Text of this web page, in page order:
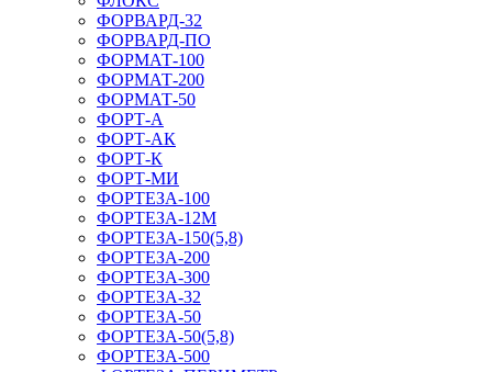
ФОРВАРД-32
ФОРВАРД-ПО
ФОРМАТ-100
ФОРМАТ-200
ФОРМАТ-50
ФОРТ-А
ФОРТ-АК
ФОРТ-К
ФОРТ-МИ
ФОРТЕЗА-100
ФОРТЕЗА-12М
ФОРТЕЗА-150(5,8)
ФОРТЕЗА-200
ФОРТЕЗА-300
ФОРТЕЗА-32
ФОРТЕЗА-50
ФОРТЕЗА-50(5,8)
ФОРТЕЗА-500